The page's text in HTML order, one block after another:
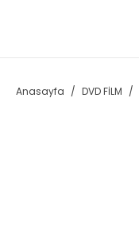
Anasayfa DVD FİLM